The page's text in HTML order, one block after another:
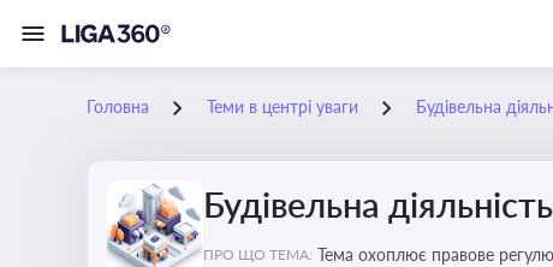
Головна Теми в центрі уваги Будівельна
Будівельна діяльність
ПРО ЩО ТЕМА: Тема охоплює правове